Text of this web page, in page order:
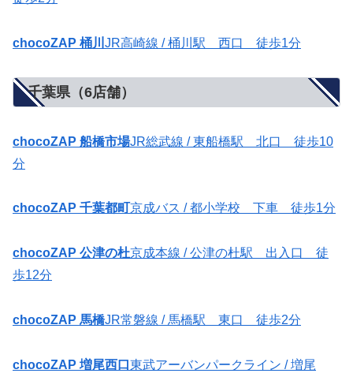
chocoZAP 桶川 JR高崎線 / 桶川駅 西口 徒歩1分
千葉県（6店舗）
chocoZAP 船橋市場JR総武線 / 東船橋駅 北口 徒歩10
分
chocoZAP 千葉都町京成バス / 都小学校 下車 徒歩1分
chocoZAP 公津の杜京成本線 / 公津の杜駅 出入口 徒
歩12分
chocoZAP 馬橋JR常磐線 / 馬橋駅 東口 徒歩2分
chocoZAP 増尾西口 東武アーバンパークライン / 増尾